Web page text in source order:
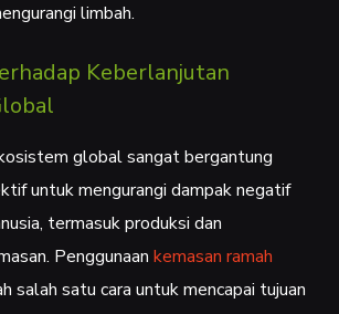
limbah.
Keberlanjutan
global sangat bergantung
untuk mengurangi dampak negatif
termasuk produksi dan
Penggunaan kemasan ramah
salah satu cara untuk mencapai tujuan